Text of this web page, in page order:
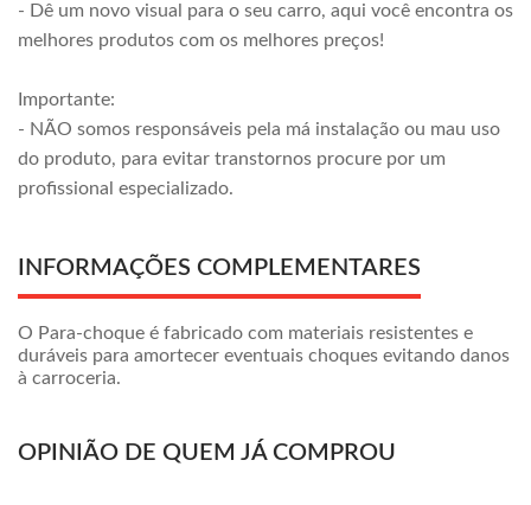
- Dê um novo visual para o seu carro, aqui você encontra os
melhores produtos com os melhores preços!
Importante:
- NÃO somos responsáveis pela má instalação ou mau uso
do produto, para evitar transtornos procure por um
profissional especializado.
INFORMAÇÕES COMPLEMENTARES
O Para-choque é fabricado com materiais resistentes e
duráveis para amortecer eventuais choques evitando danos
à carroceria.
OPINIÃO DE QUEM JÁ COMPROU